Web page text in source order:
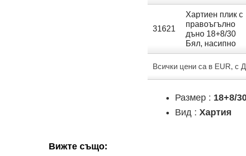
31621
Хартиен плик с
правоъгълно
дъно 18+8/30
Бял, насипно
Всички цени са в EUR, с
Размер : 18+8/
Вид :Хартия
Вижте също: